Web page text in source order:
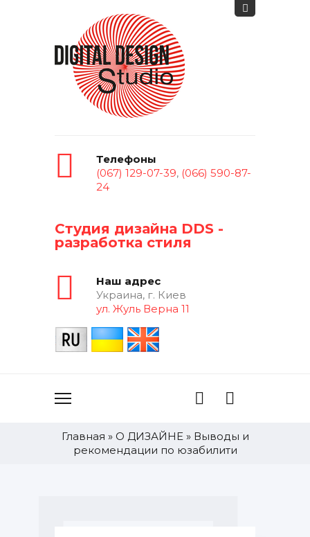
Телефоны
(067) 129-07-39, (066) 590-87-
24
Студия дизайна DDS -
разработка стиля
Наш адрес
Украина, г. Киев
ул. Жуль Верна 11
Главная » О ДИЗАЙНЕ» Выводы и
рекомендации по юзабилити